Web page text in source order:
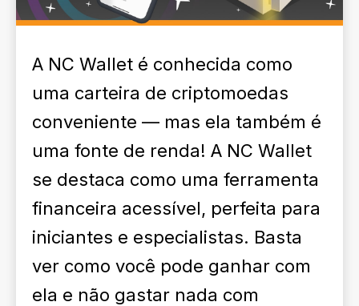
A NC Wallet é conhecida como
uma carteira de criptomoedas
conveniente — mas ela também é
uma fonte de renda! A NC Wallet
se destaca como uma ferramenta
financeira acessível, perfeita para
iniciantes e especialistas. Basta
ver como você pode ganhar com
ela e não gastar nada com